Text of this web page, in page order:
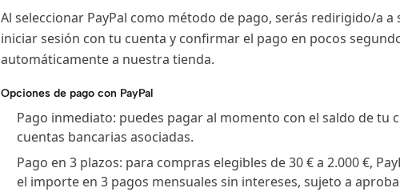
Al seleccionar PayPal como método de pago, serás redirigido/a
iniciar sesión con tu cuenta y confirmar el pago en pocos
automáticamente a nuestra tienda.
Opciones de pago con PayPal
Pago inmediato: puedes pagar al momento con el saldo de tu
cuentas bancarias asociadas.
Pago en 3 plazos: para compras elegibles de 30 € a 2.000 €,
el importe en 3 pagos mensuales sin intereses, sujeto a